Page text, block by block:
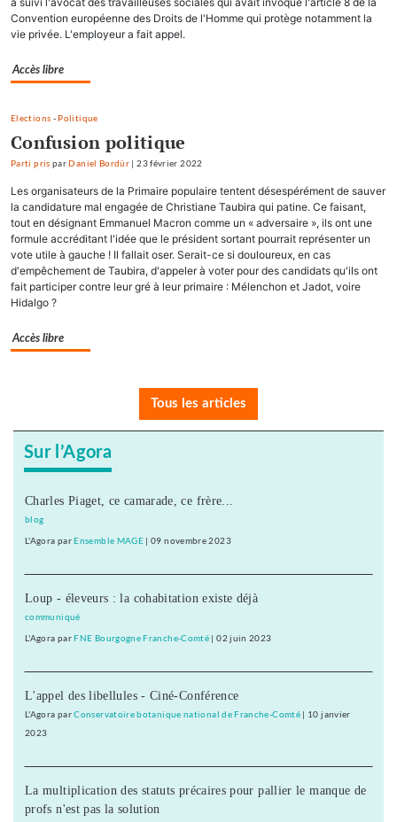
Convention européenne des Droits de l'Homme qui protège notamment la
vie privée. L'employeur a fait appel.
Accès libre
Elections - Politique
Confusion politique
Parti pris par Daniel Bordür |23 février 2022
Les organisateurs de la Primaire populaire tentent désespérément de sauver
la candidature mal engagée de Christiane Taubira qui patine. Ce faisant,
tout en désignant Emmanuel Macron comme un « adversaire », ils ont une
formule accréditant l'idée que le président sortant pourrait représenter un
vote utile à gauche ! Il fallait oser. Serait-ce si douloureux, en cas
d'empêchement de Taubira, d'appeler à voter pour des candidats qu'ils ont
fait participer contre leur gré à leur primaire : Mélenchon et Jadot, voire
Hidalgo ?
Accès libre
Tous les articles
Sur l’Agora
Charles Piaget, ce camarade, ce frère...
blog
L'Agora par Ensemble MAGE |09 novembre 2023
Loup - éleveurs : la cohabitation existe déjà
communiqué
L'Agora par FNE Bourgogne Franche-Comté |02 juin 2023
L'appel des libellules - Ciné-Conférence
L'Agora parConservatoire botanique national de Franche-Comté| 10 janvier
2023
La multiplication des statuts précaires pour pallier le manque de
profs n'est pas la solution